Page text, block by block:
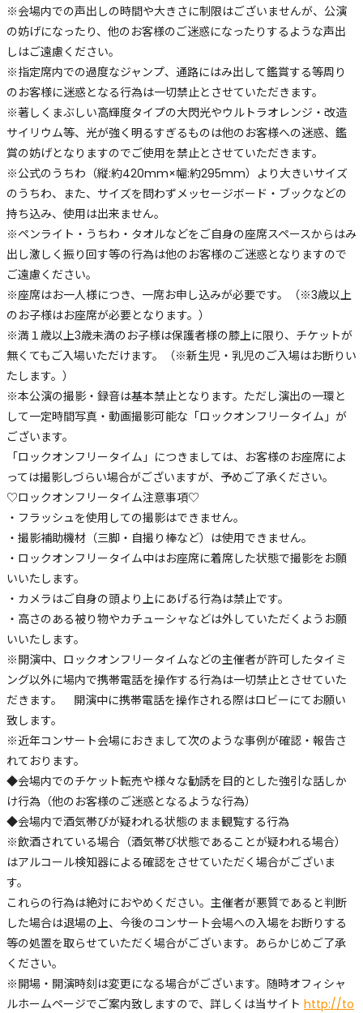
※会場内での声出しの時間や大きさに制限はございませんが、公演
の妨げになったり、他のお客様のご迷惑になったりするような声出
しはご遠慮ください。
※指定席内での過度なジャンプ、通路にはみ出して鑑賞する等周り
のお客様に迷惑となる行為は一切禁止とさせていただきます。
※著しくまぶしい高輝度タイプの大閃光やウルトラオレンジ・改造
サイリウム等、光が強く明るすぎるものは他のお客様への迷惑、鑑
賞の妨げとなりますのでご使用を禁止とさせていただきます。
※公式のうちわ（縦:約420mm×幅:約295mm）より大きいサイズ
のうちわ、また、サイズを問わずメッセージボード・ブックなどの
持ち込み、使用は出来ません。
※ペンライト・うちわ・タオルなどをご自身の座席スペースからはみ
出し激しく振り回す等の行為は他のお客様のご迷惑となりますので
ご遠慮ください。
※座席はお一人様につき、一席お申し込みが必要です。（※3歳以上
のお子様はお座席が必要となります。）
※満１歳以上3歳未満のお子様は保護者様の膝上に限り、チケットが
無くてもご入場いただけます。（※新生児・乳児のご入場はお断りい
たします。）
※本公演の撮影・録音は基本禁止となります。ただし演出の一環と
して一定時間写真・動画撮影可能な「ロックオンフリータイム」が
ございます。
「ロックオンフリータイム」につきましては、お客様のお座席によ
っては撮影しづらい場合がございますが、予めご了承ください。
♡ロックオンフリータイム注意事項♡
・フラッシュを使用しての撮影はできません。
・撮影補助機材（三脚・自撮り棒など）は使用できません。
・ロックオンフリータイム中はお座席に着席した状態で撮影をお願
いいたします。
・カメラはご自身の頭より上にあげる行為は禁止です。
・高さのある被り物やカチューシャなどは外していただくようお願
いいたします。
※開演中、ロックオンフリータイムなどの主催者が許可したタイミ
ング以外に場内で携帯電話を操作する行為は一切禁止とさせていた
だきます。 開演中に携帯電話を操作される際はロビーにてお願い
致します。
※近年コンサート会場におきまして次のような事例が確認・報告さ
れております。
◆会場内でのチケット転売や様々な勧誘を目的とした強引な話しか
け行為（他のお客様のご迷惑となるような行為）
◆会場内で酒気帯びが疑われる状態のまま観覧する行為
※飲酒されている場合（酒気帯び状態であることが疑われる場合）
はアルコール検知器による確認をさせていただく場合がございま
す。
これらの行為は絶対におやめください。主催者が悪質であると判断
した場合は退場の上、今後のコンサート会場への入場をお断りする
等の処置を取らせていただく場合がございます。あらかじめご了承
ください。
※開場・開演時刻は変更になる場合がございます。随時オフィシャ
ルホームページでご案内致しますので、詳しくは当サイト http://to